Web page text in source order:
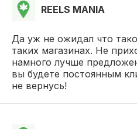
REELS MANIA
Да уж не ожидал что
таких магазинах. Не
намного лучше
вы будете постоянным
не вернусь!